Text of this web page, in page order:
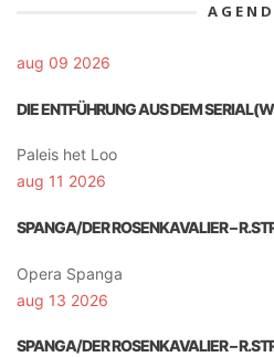
aug 09 2026
DIE ENTFÜHRUNG AUS DEM
Paleis het Loo
aug 11 2026
SPANGA/DER ROSENKAVALIER –
Opera Spanga
aug 13 2026
SPANGA/DER ROSENKAVALIER –